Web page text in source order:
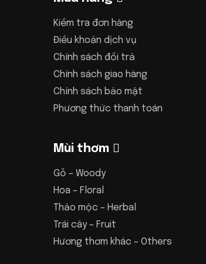
Kiểm tra đơn hàng
Điều khoản dịch vụ
Chính sách đổi trả
Chính sách giao hàng
Chính sách bảo mật
Phương thức thanh toán
Mùi thơm
Gỗ – Woody
Hoa – Floral
Thảo mộc – Herbal
Trái cây – Fruit
Hương thơm khác – Others